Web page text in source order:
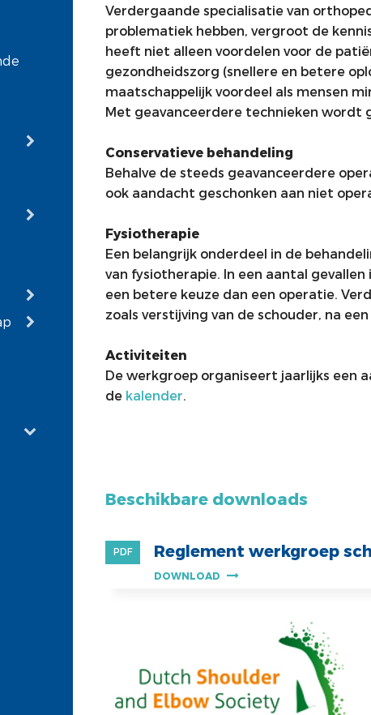
Verdergaande specialisatie van
problematiek hebben, vergroot de
heeft niet alleen voordelen voor de
gezondheidszorg (snellere en betere
maatschappelijk voordeel als mensen
Met geavanceerdere technieken wordt
Conservatieve behandeling
Behalve de steeds geavanceerdere
ook aandacht geschonken aan niet
Fysiotherapie
Een belangrijk onderdeel in de
van fysiotherapie. In een aantal
een betere keuze dan een operatie.
zoals verstijving van de schouder, na
Activiteiten
De werkgroep organiseert jaarlijks een
de kalender.
Beschikbare downloads
PDF Reglement werkgroep
DOWNLOAD